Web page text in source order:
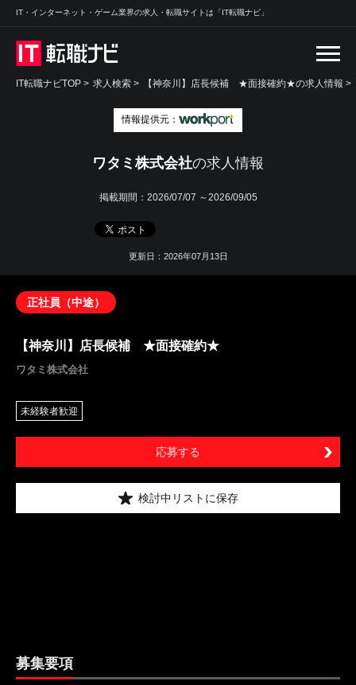
IT・インターネット・ゲーム業界の求人・転職サイトは「IT転職ナビ」
IT転職ナビTOP > 求人検索 > 【神奈川】店長候補 ★面接確約★の求人情報 >
情報提供元：
ワタミ株式会社の求人情報
掲載期間： 2026/07/07 ～2026/09/05
更新日：2026年07月13日
正社員（中途）
【神奈川】店長候補 ★面接確約★
ワタミ株式会社
未経験者歓迎
応募する
検討中リストに保存
募集要項